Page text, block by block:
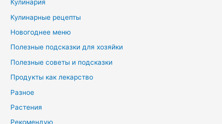
Кулинария
Кулинарные рецепты
Новогоднее меню
Полезные подсказки для хозяйки
Полезные советы и подсказки
Продукты как лекарство
Разное
Растения
Рекомендую